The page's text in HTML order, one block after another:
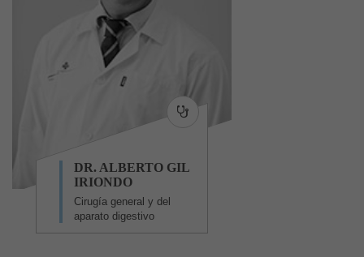
DR. ALBERTO GIL
IRIONDO
Cirugía general y del
aparato digestivo